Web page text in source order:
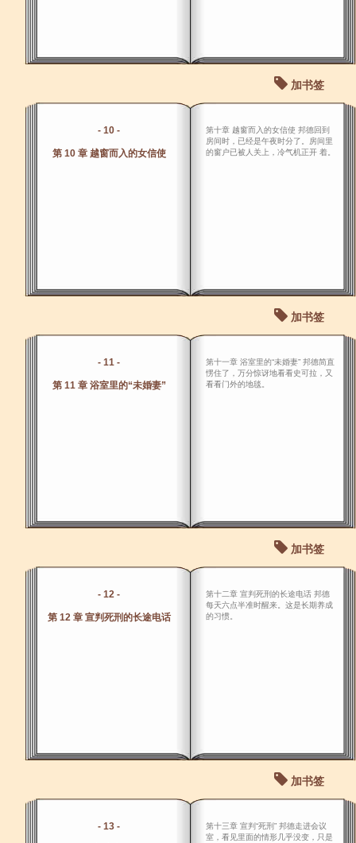
加书签
- 10 -
第 10 章 越窗而入的女信使
第十章 越窗而入的女信使 邦德回到
房间时，已经是午夜时分了。房间里
的窗户已被人关上，冷气机正开 着。
加书签
- 11 -
第 11 章 浴室里的“未婚妻”
第十一章 浴室里的“未婚妻” 邦德简直
愣住了，万分惊讶地看看史可拉，又
看看门外的地毯。
加书签
- 12 -
第 12 章 宣判死刑的长途电话
第十二章 宣判死刑的长途电话 邦德
每天六点半准时醒来。这是长期养成
的习惯。
加书签
- 13 -
第十三章 宣判“死刑” 邦德走进会议
室，看见里面的情形几乎没变，只是